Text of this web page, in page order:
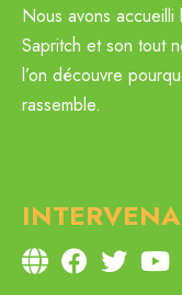
Nous avons
Sapritch et son tout
l’on découvre
rassemble.